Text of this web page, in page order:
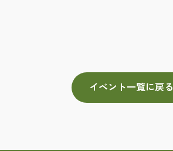
イベント一覧に戻る